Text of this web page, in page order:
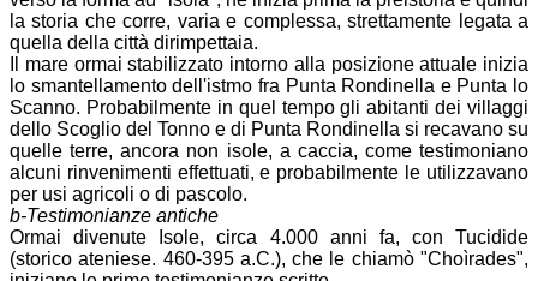
la storia che corre, varia e complessa, strettamente legata a
quella della città dirimpettaia.
Il mare ormai stabilizzato intorno alla posizione attuale inizia
lo smantellamento dell'istmo fra Punta Rondinella e Punta lo
Scanno. Probabilmente in quel tempo gli abitanti dei villaggi
dello Scoglio del Tonno e di Punta Rondinella si recavano su
quelle terre, ancora non isole, a caccia, come testimoniano
alcuni rinvenimenti effettuati, e probabilmente le utilizzavano
per usi agricoli o di pascolo.
b-Testimonianze antiche
Ormai divenute Isole, circa 4.000 anni fa, con Tucidide
(storico ateniese. 460-395 a.C.), che le chiamò "Choìrades",